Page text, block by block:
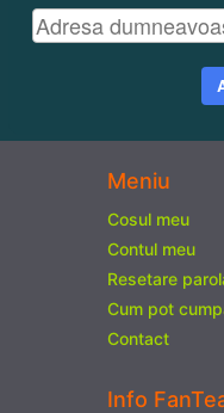
Meniu
Cosul meu
Contul meu
Resetare
Cum pot
Contact
Info